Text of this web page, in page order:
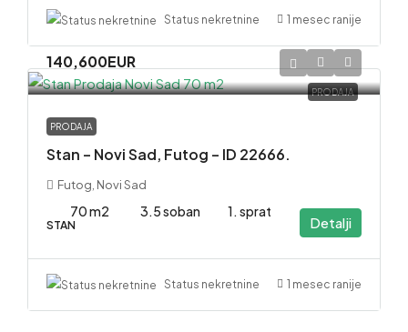
Status nekretnine 1 mesec ranije
PRODAJA
140,600EUR
PRODAJA
Stan – Novi Sad, Futog – ID 22666.
Futog, Novi Sad
70 m2 3.5 soban 1. sprat
STAN Detalji
Status nekretnine 1 mesec ranije